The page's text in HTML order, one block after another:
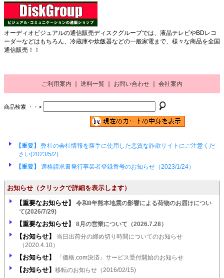
オーディオビジュアルの通信販売ディスクグループでは、液晶テレビやBDレコ
ーダーなどはもちろん、冷蔵庫や炊飯器などの一般家電まで、様々な商品を全国
通信販売！！
ご利用案内 送料一覧 お問い合わせ 会社案内
商品検索 ・・>
【重要】
弊社の会社情報を勝手に使用した悪質な詐欺サイトにご注意くだ
さい(2023/5/2)
【重要】
適格請求書発行事業者登録番号のお知らせ（2023/1/24）
お知らせ （クリックで詳細を表示します）
【重要なお知らせ】
令和8年熊本地震の影響による荷物のお届けについ
て(2026/7/29)
【重要なお知らせ】 8月の営業について（2026.7.28）
【お知らせ】
当日出荷分の締め切り時間についてのお知らせ
（2020.4.10）
【お知らせ】 「価格.com決済」サービス受付開始のお知らせ
【お知らせ】 移転のお知らせ（2016/02/15)